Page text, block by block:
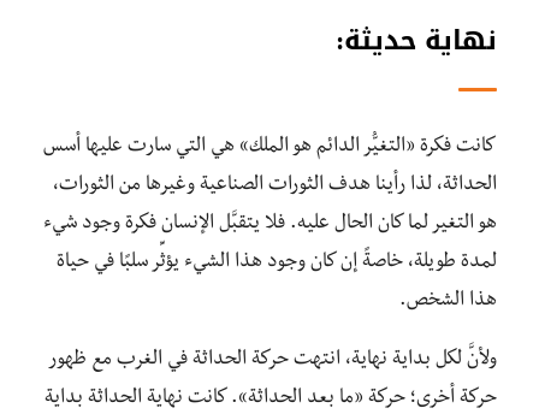
نهاية حديثة:
كانت فكرة «التغيُّر الدائم هو الملك» هي التي سارت عليها أسس
الحداثة، لذا رأينا هدف الثورات الصناعية وغيرها من الثورات،
هو التغير لما كان الحال عليه. فلا يتقبَّل الإنسان فكرة وجود شيء
لمدة طويلة، خاصةً إن كان وجود هذا الشيء يؤثِّر سلبًا في حياة
هذا الشخص.
ولأنَّ لكل بداية نهاية، انتهت حركة الحداثة في الغرب مع ظهور
حركة أخرى؛ حركة «ما بعد الحداثة». كانت نهاية الحداثة بداية